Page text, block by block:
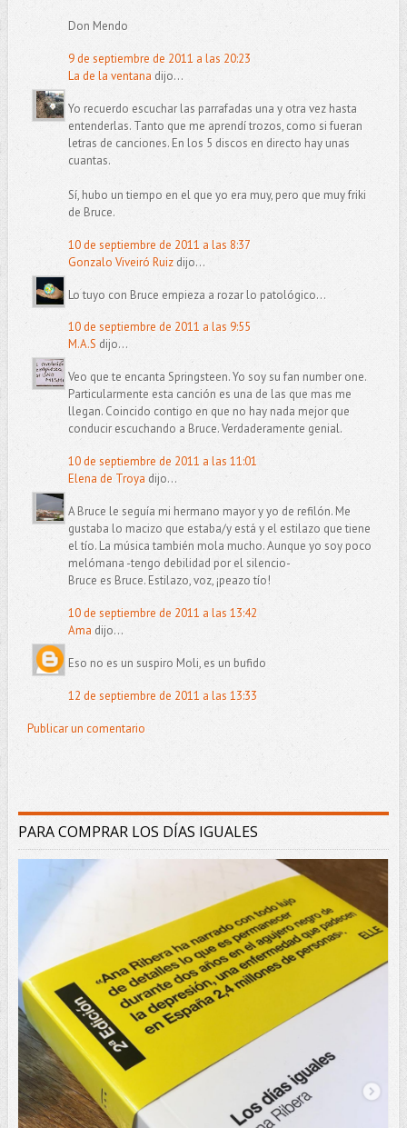
Don Mendo
9 de septiembre de 2011 a las 20:23
La de la ventana dijo...
Yo recuerdo escuchar las parrafadas una y otra vez hasta
entenderlas. Tanto que me aprendí trozos, como si fueran
letras de canciones. En los 5 discos en directo hay unas
cuantas.
Sí, hubo un tiempo en el que yo era muy, pero que muy friki
de Bruce.
10 de septiembre de 2011 a las 8:37
Gonzalo Viveiró Ruizdijo...
Lo tuyo con Bruce empieza a rozar lo patológico...
10 de septiembre de 2011 a las 9:55
M.A.S dijo...
Veo que te encanta Springsteen. Yo soy su fan number one.
Particularmente esta canción es una de las que mas me
llegan. Coincido contigo en que no hay nada mejor que
conducir escuchando a Bruce. Verdaderamente genial.
10 de septiembre de 2011 a las 11:01
Elena de Troya dijo...
A Bruce le seguía mi hermano mayor y yo de refilón. Me
gustaba lo macizo que estaba/y está y el estilazo que tiene
el tío. La música también mola mucho. Aunque yo soy poco
melómana -tengo debilidad por el silencio-
Bruce es Bruce. Estilazo, voz, ¡peazo tío!
10 de septiembre de 2011 a las 13:42
Ama dijo...
Eso no es un suspiro Moli, es un bufido
12 de septiembre de 2011 a las 13:33
Publicar un comentario
PARA COMPRAR LOS DÍAS IGUALES